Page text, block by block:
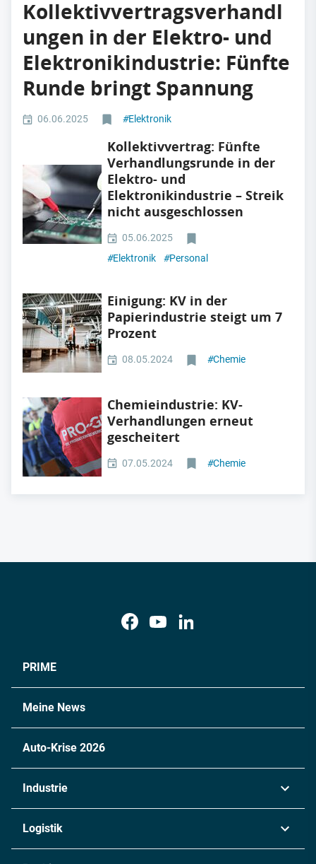
Kollektivvertragsverhandl
ungen in der Elektro- und
Elektronikindustrie: Fünfte
Runde bringt Spannung
06.06.2025 #Elektronik
Kollektivvertrag: Fünfte
Verhandlungsrunde in der
Elektro- und
Elektronikindustrie – Streik
nicht ausgeschlossen
05.06.2025
#Elektronik #Personal
Einigung: KV in der
Papierindustrie steigt um 7
Prozent
08.05.2024 #Chemie
Chemieindustrie: KV-
Verhandlungen erneut
gescheitert
07.05.2024 #Chemie
PRIME
Meine News
Auto-Krise 2026
Industrie
Logistik